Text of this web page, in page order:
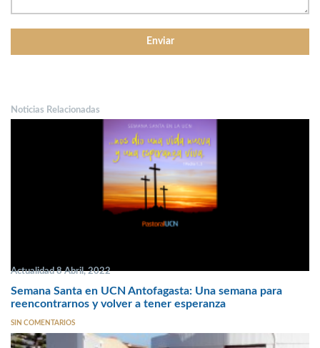
Noticias Relacionadas
Actualidad 8 Abril, 2022
Semana Santa en UCN Antofagasta: Una semana para
reencontrarnos y volver a tener esperanza
SIN COMENTARIOS